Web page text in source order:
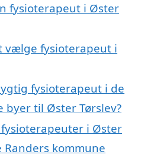
fysioterapeut i Øster
vælge fysioterapeut i
fysioterapeut i de
byer til Øster Tørslev?
i Øster
Randers kommune